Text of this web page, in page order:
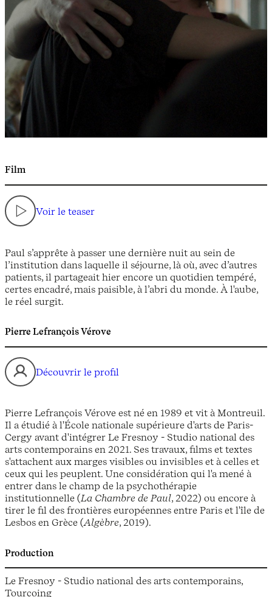
Film
Voir le teaser
Paul s’apprête à passer une dernière nuit au sein de
l’institution dans laquelle il séjourne, là où, avec d’autres
patients, il partageait hier encore un quotidien tempéré,
certes encadré, mais paisible, à l’abri du monde. À l'aube,
le réel surgit.
Pierre Lefrançois Vérove
Découvrir le profil
Pierre Lefrançois Vérove est né en 1989 et vit à Montreuil.
Il a étudié à l'École nationale supérieure d'arts de Paris-
Cergy avant d'intégrer Le Fresnoy - Studio national des
arts contemporains en 2021. Ses travaux, films et textes
s'attachent aux marges visibles ou invisibles et à celles et
ceux qui les peuplent. Une considération qui l'a mené à
entrer dans le champ de la psychothérapie
institutionnelle (La Chambre de Paul, 2022) ou encore à
tirer le fil des frontières européennes entre Paris et l'île de
Lesbos en Grèce (Algèbre, 2019).
Production
Le Fresnoy - Studio national des arts contemporains,
Tourcoing